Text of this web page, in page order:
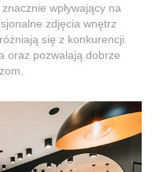
wpływający na
zdjęcia wnętrz
się z konkurencji.
oraz pozwalają dobrze